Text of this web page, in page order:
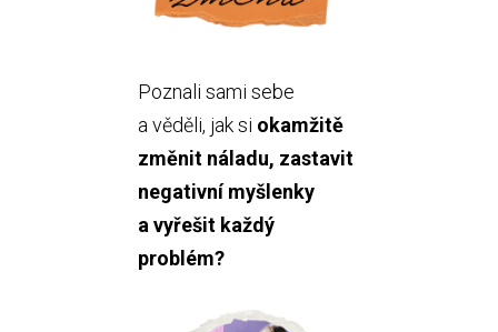
Poznali sami sebe
a věděli, jak si okamžitě
změnit náladu, zastavit
negativní myšlenky
a vyřešit každý
problém?